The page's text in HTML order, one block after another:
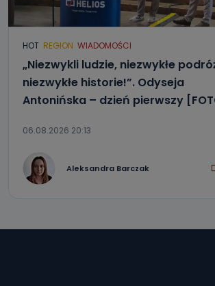
HOT REGION WIADOMOŚCI
„Niezwykli ludzie, niezwykłe
niezwykłe historie!”. Odyseja
Antonińska – dzień pierwszy
06.08.2026 20:13
Aleksandra Barczak